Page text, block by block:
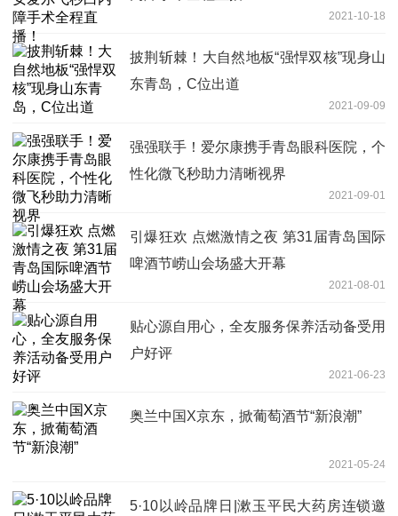
2021-10-18
披荆斩棘！大自然地板“强悍双核”现身山
东青岛，C位出道
2021-09-09
强强联手！爱尔康携手青岛眼科医院，个
性化微飞秒助力清晰视界
2021-09-01
引爆狂欢 点燃激情之夜 第31届青岛国际
啤酒节崂山会场盛大开幕
2021-08-01
贴心源自用心，全友服务保养活动备受用
户好评
2021-06-23
奥兰中国X京东，掀葡萄酒节“新浪潮”
2021-05-24
5·10以岭品牌日|漱玉平民大药房连锁邀